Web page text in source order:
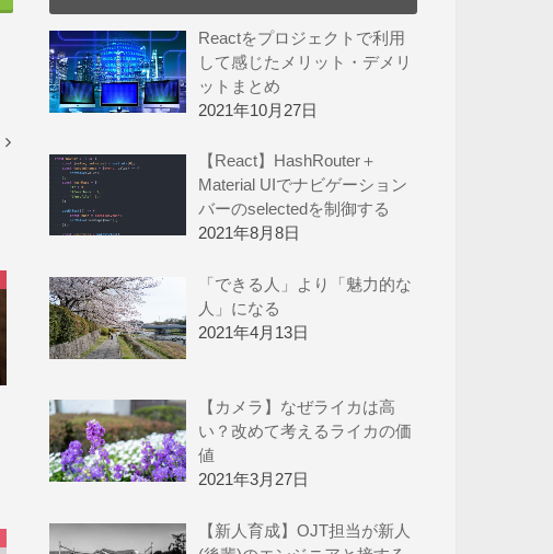
Reactをプロジェクトで利用
して感じたメリット・デメリ
ットまとめ
2021年10月27日
【React】HashRouter＋
Material UIでナビゲーション
バーのselectedを制御する
2021年8月8日
「できる人」より「魅力的な
人」になる
2021年4月13日
【カメラ】なぜライカは高
い？改めて考えるライカの価
値
2021年3月27日
【新人育成】OJT担当が新人